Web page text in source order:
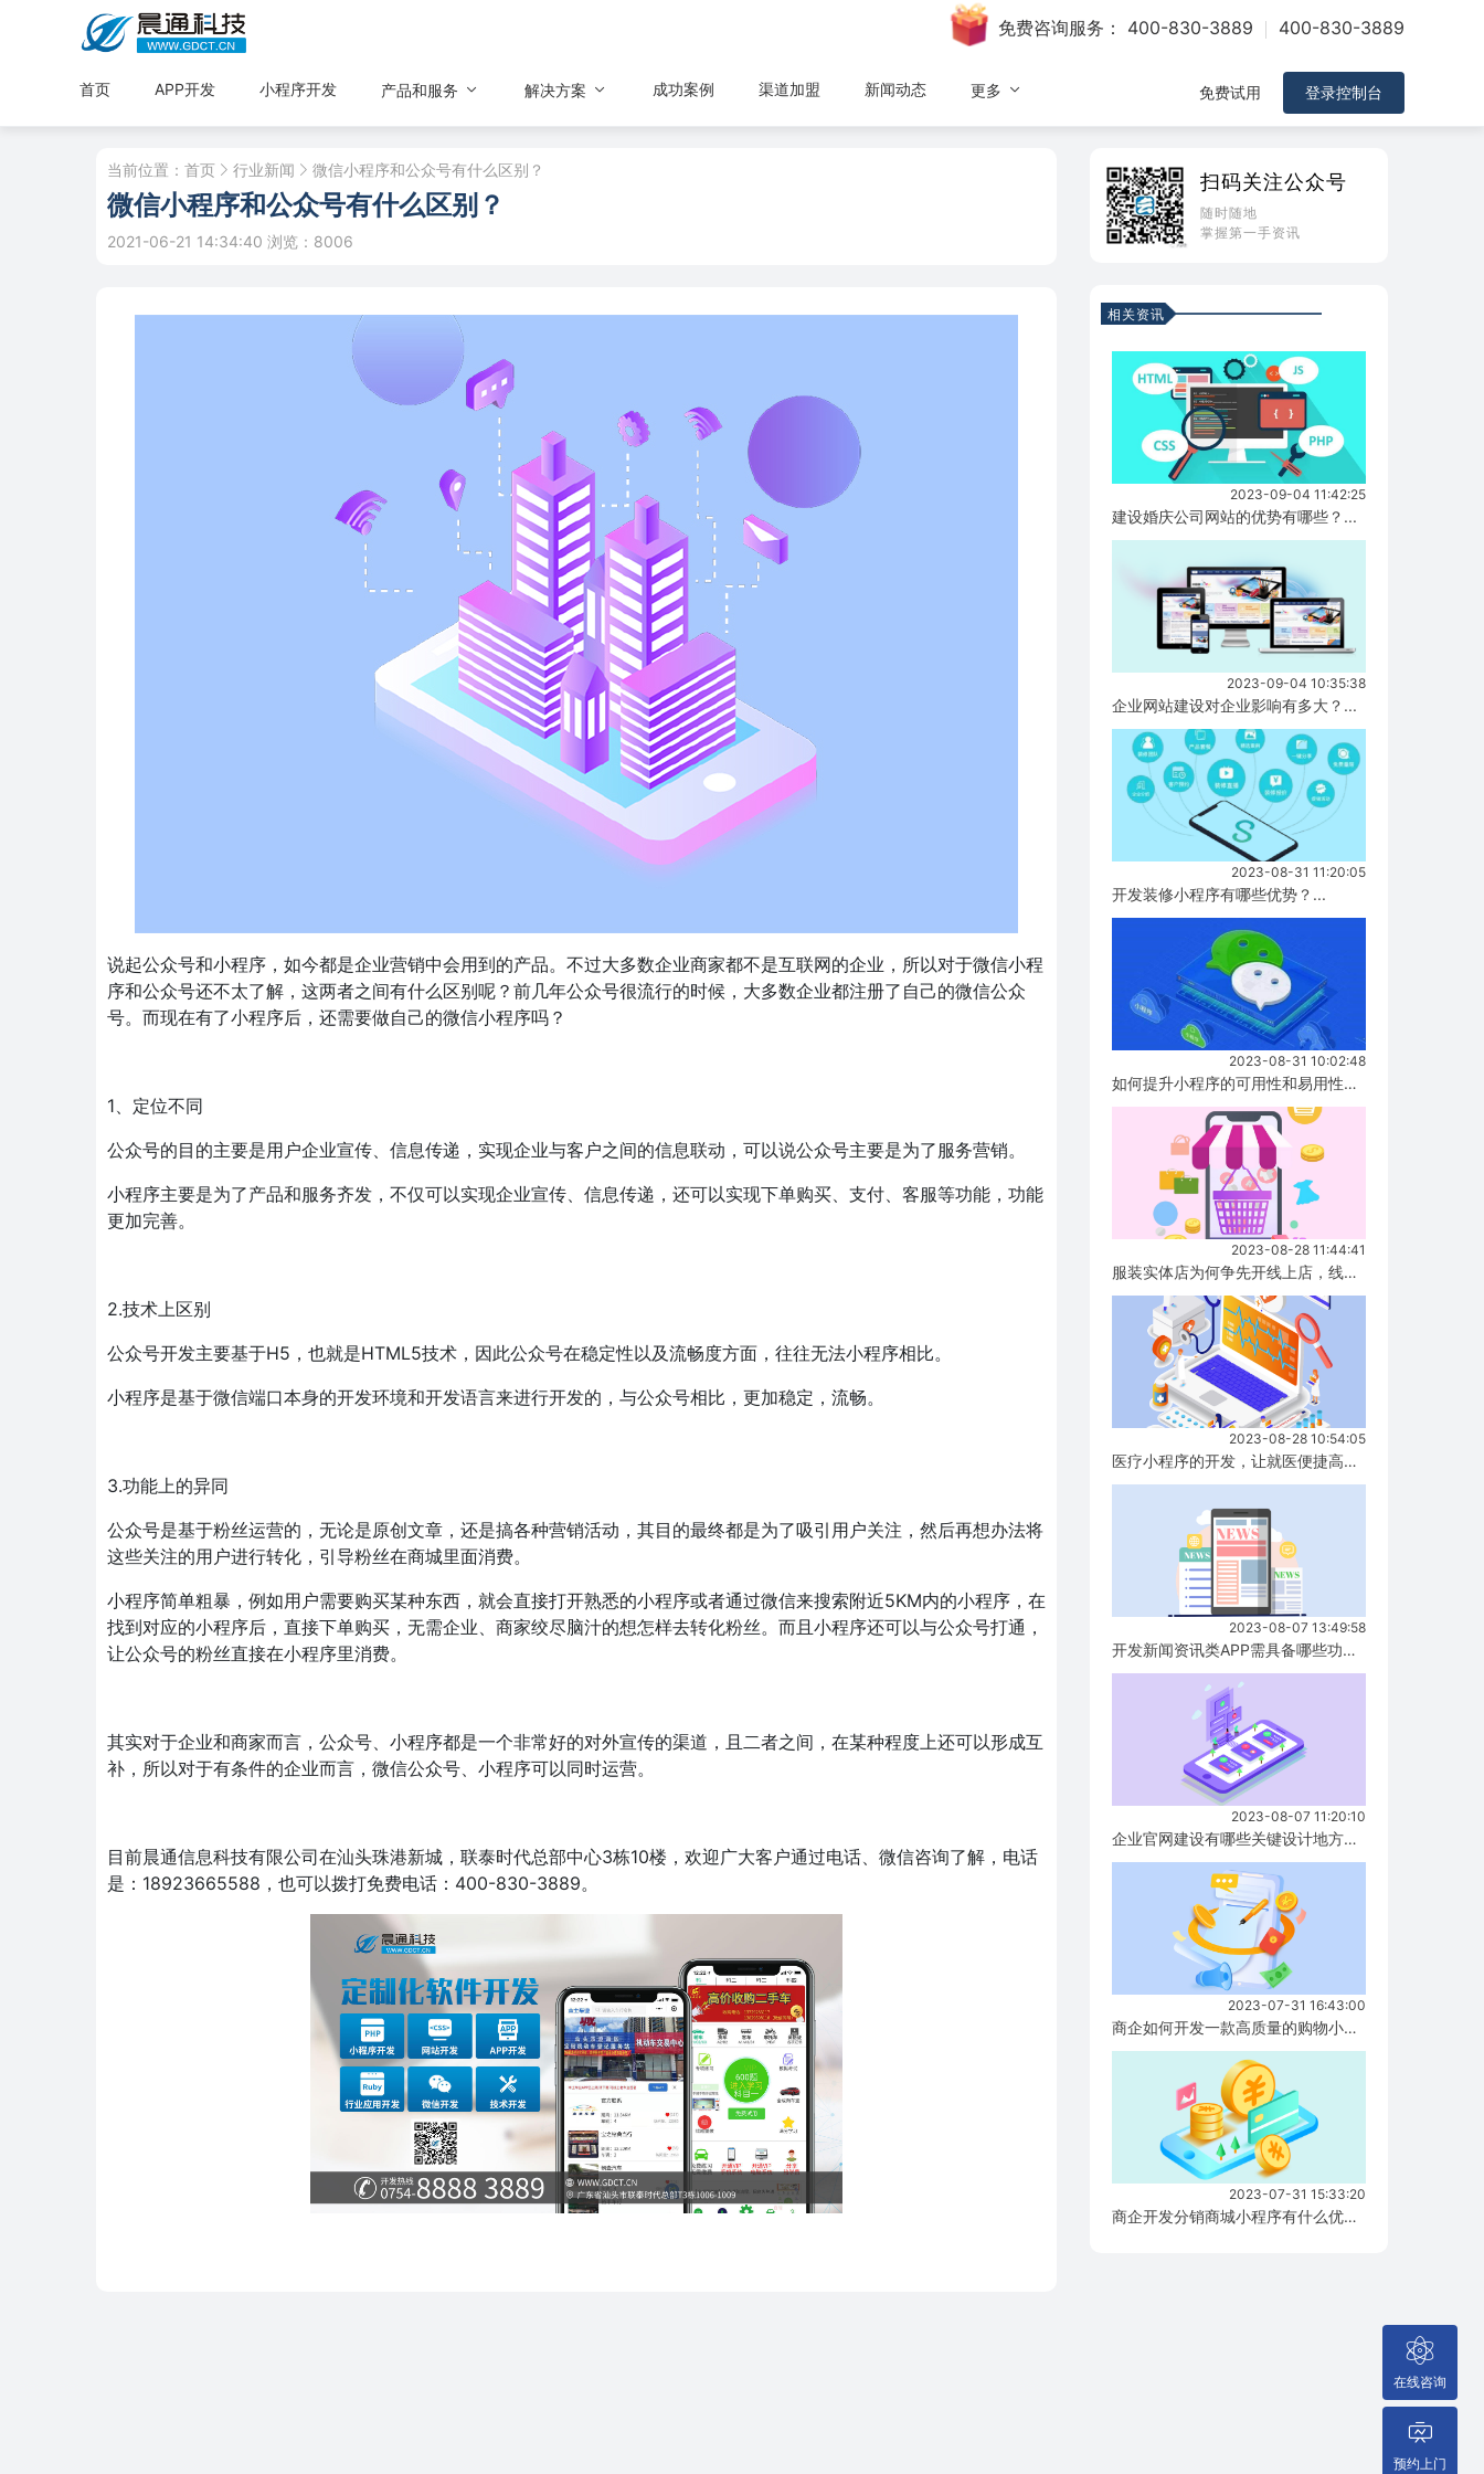
免费咨询服务： 400-830-3889 400-830-3889
首页 APP开发 小程序开发 产品和服务 解决方案 成功案例 渠道加盟 新闻动态 更多 免费试用 登录控制台
当前位置： 首页 行业新闻 微信小程序和公众号有什么区别？
微信小程序和公众号有什么区别？
2021-06-21 14:34:40 浏览：8006
说起公众号和小程序，如今都是企业营销中会用到的产品。不过大多数企业商家都不是互联网的企业，所以对于微信小程
序和公众号还不太了解，这两者之间有什么区别呢？前几年公众号很流行的时候，大多数企业都注册了自己的微信公众
号。而现在有了小程序后，还需要做自己的微信小程序吗？
1、定位不同
公众号的目的主要是用户企业宣传、信息传递，实现企业与客户之间的信息联动，可以说公众号主要是为了服务营销。
小程序主要是为了产品和服务齐发，不仅可以实现企业宣传、信息传递，还可以实现下单购买、支付、客服等功能，功能
更加完善。
2.技术上区别
公众号开发主要基于H5，也就是HTML5技术，因此公众号在稳定性以及流畅度方面，往往无法小程序相比。
小程序是基于微信端口本身的开发环境和开发语言来进行开发的，与公众号相比，更加稳定，流畅。
3.功能上的异同
公众号是基于粉丝运营的，无论是原创文章，还是搞各种营销活动，其目的最终都是为了吸引用户关注，然后再想办法将
这些关注的用户进行转化，引导粉丝在商城里面消费。
小程序简单粗暴，例如用户需要购买某种东西，就会直接打开熟悉的小程序或者通过微信来搜索附近5KM内的小程序，在
找到对应的小程序后，直接下单购买，无需企业、商家绞尽脑汁的想怎样去转化粉丝。而且小程序还可以与公众号打通，
让公众号的粉丝直接在小程序里消费。
其实对于企业和商家而言，公众号、小程序都是一个非常好的对外宣传的渠道，且二者之间，在某种程度上还可以形成互
补，所以对于有条件的企业而言，微信公众号、小程序可以同时运营。
目前晨通信息科技有限公司在汕头珠港新城，联泰时代总部中心3栋10楼，欢迎广大客户通过电话、微信咨询了解，电话
是：18923665588，也可以拨打免费电话：400-830-3889。
扫码关注公众号
随时随地
掌握第一手资讯
相关资讯
2023-09-04 11:42:25
建设婚庆公司网站的优势有哪些？...
2023-09-04 10:35:38
企业网站建设对企业影响有多大？...
2023-08-31 11:20:05
开发装修小程序有哪些优势？...
2023-08-31 10:02:48
如何提升小程序的可用性和易用性，有哪些方式！...
2023-08-28 11:44:41
服装实体店为何争先开线上店，线上店与实体店有什么区别？...
2023-08-28 10:54:05
医疗小程序的开发，让就医便捷高效！...
2023-08-07 13:49:58
开发新闻资讯类APP需具备哪些功能？...
2023-08-07 11:20:10
企业官网建设有哪些关键设计地方要注意？...
2023-07-31 16:43:00
商企如何开发一款高质量的购物小程序？...
2023-07-31 15:33:20
商企开发分销商城小程序有什么优势？...
在线咨询
预约上门